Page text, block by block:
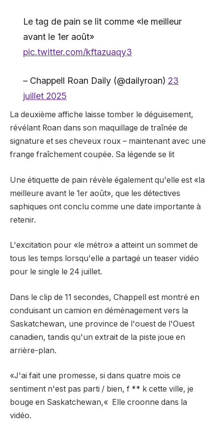
Le tag de pain se lit comme «le meilleur
avant le 1er août»
pic.twitter.com/kftazuaqy3
– Chappell Roan Daily (@dailyroan) 23
juillet 2025
La deuxième affiche laisse tomber le déguisement,
révélant Roan dans son maquillage de traînée de
signature et ses cheveux roux – maintenant avec une
frange fraîchement coupée. Sa légende se lit
Une étiquette de pain révèle également qu'elle est «la
meilleure avant le 1er août», que les détectives
saphiques ont conclu comme une date importante à
retenir.
L'excitation pour «le métro» a atteint un sommet de
tous les temps lorsqu'elle a partagé un teaser vidéo
pour le single le 24 juillet.
Dans le clip de 11 secondes, Chappell est montré en
conduisant un camion en déménagement vers la
Saskatchewan, une province de l'ouest de l'Ouest
canadien, tandis qu'un extrait de la piste joue en
arrière-plan.
«J'ai fait une promesse, si dans quatre mois ce
sentiment n'est pas parti / bien, f ** k cette ville, je
bouge en Saskatchewan,« Elle croonne dans la
vidéo.